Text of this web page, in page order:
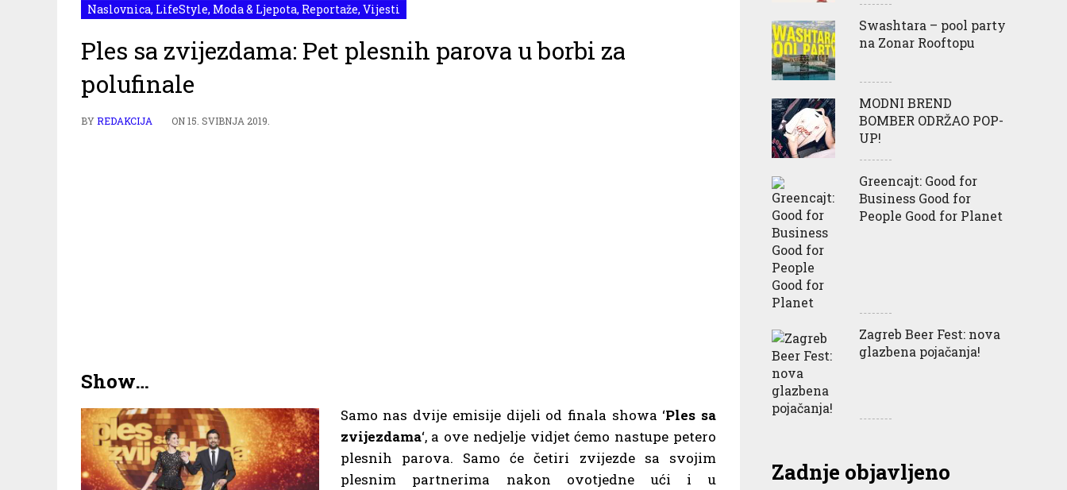
Naslovnica, LifeStyle, Moda & Ljepota, Reportaže, Vijesti
Ples sa zvijezdama: Pet plesnih parova u borbi za
polufinale
BYREDAKCIJA ON15. SVIBNJA 2019.
Show…
Samo nas dvije emisije dijeli od finala showa ‘Ples sa
zvijezdama‘, a ove nedjelje vidjet ćemo nastupe petero
plesnih parova. Samo će četiri zvijezde sa svojim
plesnim partnerima nakon ovotjedne ući i u
Swashtara – pool party
na Zonar Rooftopu
MODNI BREND
BOMBER ODRŽAO POP-
UP!
Greencajt: Good for
Business Good for
People Good for Planet
Zagreb Beer Fest: nova
glazbena pojačanja!
Zadnje objavljeno